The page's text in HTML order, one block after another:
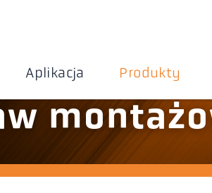
Aplikacja Produkty